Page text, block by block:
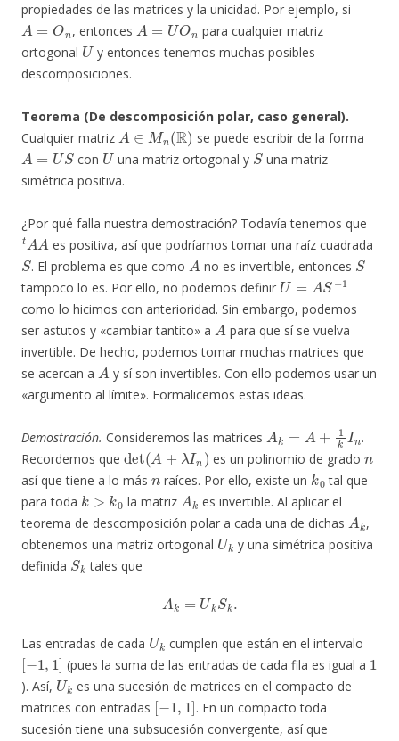
propiedades de las matrices y la unicidad. Por ejemplo, si
A=On
, entonces
A=UOn
para cualquier matriz
ortogonal
U
y entonces tenemos muchas posibles
descomposiciones.
Teorema (De descomposición polar, caso general).
Cualquier matriz
A∈Mn(R)
se puede escribir de la forma
A=US
con
U
una matriz ortogonal y
S
una matriz
simétrica positiva.
¿Por qué falla nuestra demostración? Todavía tenemos que
tAA
es positiva, así que podríamos tomar una raíz cuadrada
S
. El problema es que como
A
no es invertible, entonces
S
tampoco lo es. Por ello, no podemos definir
U=AS−1
como lo hicimos con anterioridad. Sin embargo, podemos
ser astutos y «cambiar tantito» a
A
para que sí se vuelva
invertible. De hecho, podemos tomar muchas matrices que
se acercan a
A
y sí son invertibles. Con ello podemos usar un
«argumento al límite». Formalicemos estas ideas.
Demostración. Consideremos las matrices
A 1 n
.
Recordemos que
det(A+λIn)
es un polinomio de grado
así que tiene a lo más
n
raíces. Por ello, existe un
k0
tal que
para toda
k> k 0
la matriz
Ak
es invertible. Al aplicar el
teorema de descomposición polar a cada una de dichas
A
,
obtenemos una matriz ortogonal
Uk
y una simétrica positiva
definida
Sk
tales que
Ak =UkSk.
Las entradas de cada
U
cumplen que están en el intervalo
[−1 ,1]
(pues la suma de las entradas de cada fila es igual a
). Así,
Uk
es una sucesión de matrices en el compacto de
matrices con entradas
[− 1,1 ]
. En un compacto toda
sucesión tiene una subsucesión convergente, así que